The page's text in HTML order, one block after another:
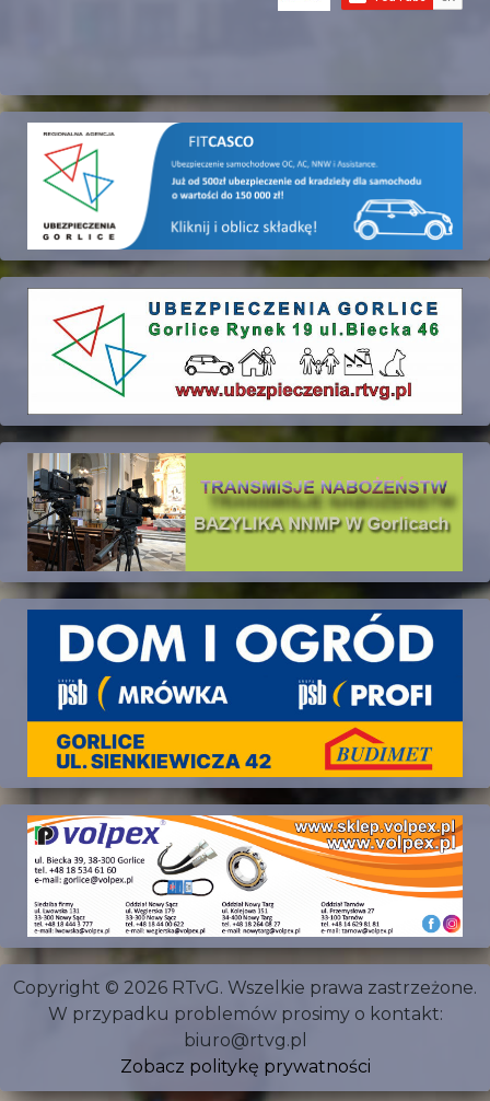
Copyright © 2026 RTvG. Wszelkie prawa zastrzeżone.
W przypadku problemów prosimy o kontakt:
biuro@rtvg.pl
Zobacz politykę prywatności